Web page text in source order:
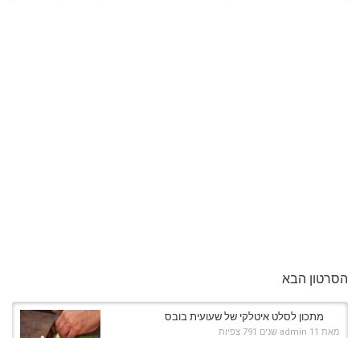
הסרטון הבא
מתכון לסלט איטלקי של שעועית בובס
מאת admin 11 שנים 791 צפיות